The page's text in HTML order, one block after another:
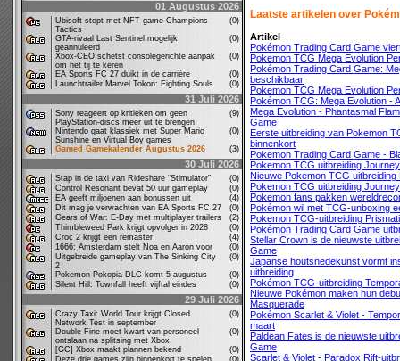
01 Augustus 2026
Ubisoft stopt met NFT-game Champions
Tactics
(0)
GTA-rivaal Last Sentinel mogelijk
geannuleerd
(0)
Xbox-CEO schetst consolegerichte aanpak
om het tij te keren
(0)
EA Sports FC 27 duikt in de carrière
(0)
Launchtrailer Marvel Tokon: Fighting Souls
(0)
31 Juli 2026
Sony reageert op kritieken om geen
PlayStation-discs meer uit te brengen
(9)
Nintendo gaat klassiek met Super Mario
Sunshine en Virtual Boy games
(0)
Gamed Gamekalender Augustus 2026
(3)
30 Juli 2026
Stap in de taxi van Rideshare “Stimulator”
(0)
Control Resonant bevat 50 uur gameplay
(0)
EA geeft miljoenen aan bonussen uit
(4)
Dit mag je verwachten van EA Sports FC 27
(0)
Gears of War: E-Day met multiplayer trailers
(2)
Thimbleweed Park krijgt opvolger in 2028
(0)
Croc 2 krijgt een remaster
(4)
1666: Amsterdam stelt Noa en Aaron voor
(0)
Uitgebreide gameplay van The Sinking City
2
(0)
Pokemon Pokopia DLC komt 5 augustus
(0)
Silent Hill: Townfall heeft vijftal eindes
(0)
29 Juli 2026
Crazy Taxi: World Tour krijgt Closed
Network Test in september
(0)
Double Fine moet kwart van personeel
ontslaan na splitsing met Xbox
(0)
[GC] Xbox maakt plannen bekend
(0)
Deze drie games zijn binnenkort te spelen
(0)
Laatste artikelen over
Artikel
Pokémon Trading Card Game
Pokemon TCG Mega Evolution
Pokémon Trading Card Game:
beschikbaar
Pokemon TCG Mega Evolution
Pokémon TCG: Mega Evolution -
Mega Evolution - Phantasmal
Game
Eerste uitbreiding van Pokemon
binnenkort
Pokemon Trading Card Game -
Pokemon TCG uitbreiding
Nieuwe Pokemon TCG
Pokemon TCG uitbreiding
Pokemon fans pakken
Pokémon wil met TCG-unboxing
Pokemon TCG-uitbreiding
Pokémon Trading Card Game
Stellar Crown is de nieuwste
Game
Japanse houtsnedekunst vormt
uitbreiding
Pokémon TCG-uitbreiding
Nieuwe Pokémon maken hun
Masquerade
Pokémon Scarlet & Violet -
maart
Paldean Fates is de nieuwste
Game
Scarlet & Violet - Paradox Rift-